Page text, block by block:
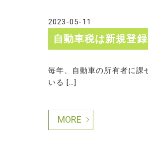
2023-05-11
自動車税は新規登
毎年、自動車の所有者に課
いる […]
MORE